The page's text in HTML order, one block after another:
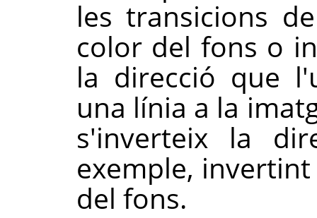
les transicions
color del fons o
la direcció que
una línia a la
s'inverteix la
exemple,
del fons.